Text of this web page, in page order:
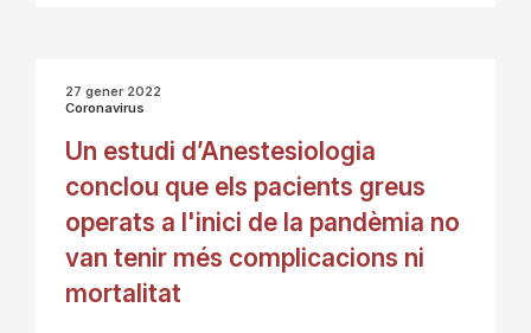
27 gener 2022
Coronavirus
Un estudi d’Anestesiologia
conclou que els pacients greus
operats a l'inici de la pandèmia no
van tenir més complicacions ni
mortalitat